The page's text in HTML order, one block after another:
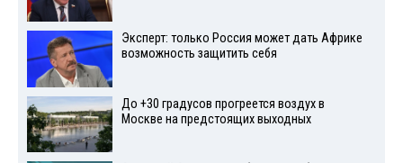
Эксперт: только Россия может дать Африке
возможность защитить себя
До +30 градусов прогреется воздух в
Москве на предстоящих выходных